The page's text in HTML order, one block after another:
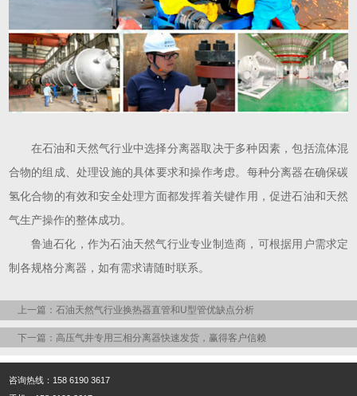
在石油和天然气行业中选择分离器取决于多种因素，包括流体混
合物的组成、处理设施的具体要求和操作考虑。每种分离器在确保碳
氢化合物的有效和安全处理方面都发挥着关键作用，促进石油和天然
气生产操作的整体成功。
鲁迪石化，作为石油天然气行业专业制造商，可根据用户需求定
制各规格分离器，如有需求请随时联系。
上一篇：石油天然气行业换热器直管和U型管优缺点分析
下一篇：高压气井专用三相分离器快速发货，赢得客户信赖
咨询热线：158 6190 3617